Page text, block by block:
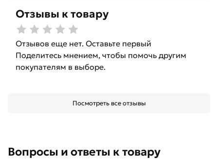
Отзывы к товару
Отзывов еще нет. Оставьте первый
Поделитесь мнением, чтобы помочь другим
покупателям в выборе.
Посмотреть все отзывы
Вопросы и ответы к товару